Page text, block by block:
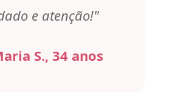
e atenção!"
S., 34 anos